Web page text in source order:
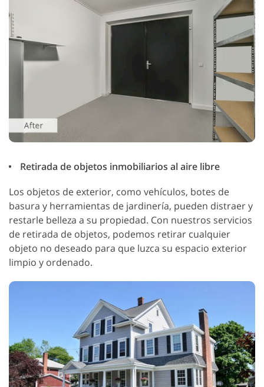
Retirada de objetos inmobiliarios al aire libre
Los objetos de exterior, como vehículos, botes de
basura y herramientas de jardinería, pueden distraer y
restarle belleza a su propiedad. Con nuestros servicios
de retirada de objetos, podemos retirar cualquier
objeto no deseado para que luzca su espacio exterior
limpio y ordenado.